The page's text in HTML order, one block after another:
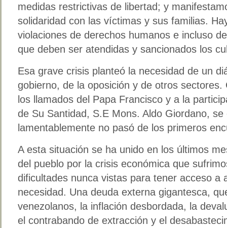
medidas restrictivas de libertad; y
solidaridad con las víctimas y sus familias.
violaciones de derechos humanos e incluso
que deben ser atendidas y sancionados los
Esa grave crisis planteó la necesidad de un
gobierno, de la oposición y de otros
los llamados del Papa Francisco y a la
de Su Santidad, S.E Mons. Aldo Giordano,
lamentablemente no pasó de los primeros
A esta situación se ha unido en los últimos
del pueblo por la crisis económica que
dificultades nunca vistas para tener acceso a
necesidad. Una deuda externa gigantesca,
venezolanos, la inflación desbordada, la
el contrabando de extracción y el